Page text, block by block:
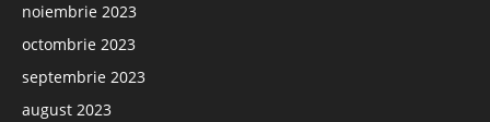
noiembrie 2023
octombrie 2023
septembrie 2023
august 2023